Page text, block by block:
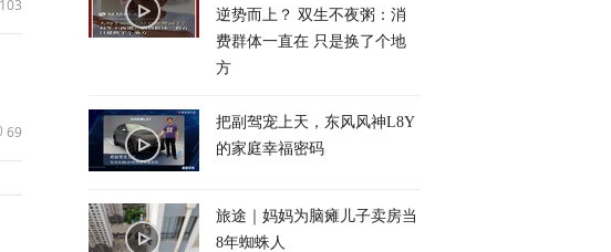
103
69
逆势而上？ 双生不夜粥：消
费群体一直在 只是换了个地
方
把副驾宠上天，东风风神L8Y
的家庭幸福密码
旅途｜妈妈为脑瘫儿子卖房当
8年蜘蛛人